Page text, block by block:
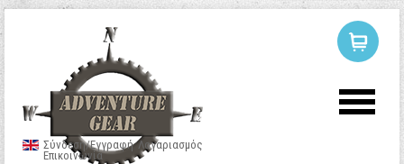
Σύνδεση/Εγγραφή Λογαριασμός
Επικοινωνία
ΣΥΝΔΕΣΗ